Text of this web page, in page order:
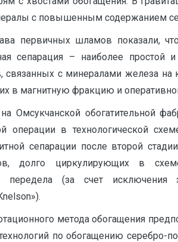
с повышенным содержанием
первичных шламов показали,
сепарация – наиболее
с минералами железа на
их в магнитную фракцию и
Омсукчанской обогатительной
операции в технологической
сепарации после второй
долго циркулирующих в
передела (за счет
метода обогащения
по обогащению серебро-